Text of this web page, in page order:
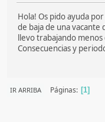
Hola! Os pido ayuda
de baja de una vacante
llevo trabajando
Consecuencias y
IR ARRIBA Páginas 1